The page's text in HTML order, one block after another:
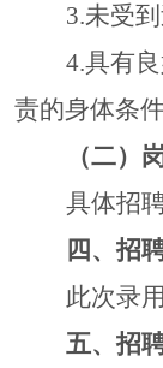
3.未受
4.具有
责的身体条
（二）
具体招
四、招
此次录
五、招